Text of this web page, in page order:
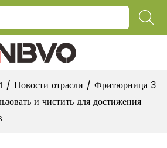
/ Новости отрасли / Фритюрница 3
и чистить для достижения